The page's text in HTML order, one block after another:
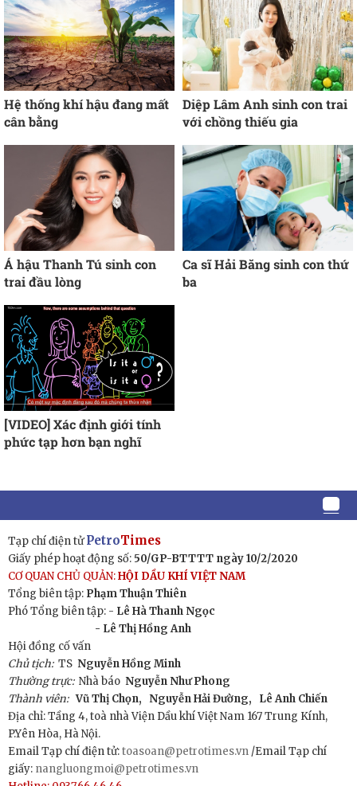
Hệ thống khí hậu đang mất
cân bằng
Diệp Lâm Anh sinh con trai
với chồng thiếu gia
Á hậu Thanh Tú sinh con
trai đầu lòng
Ca sĩ Hải Băng sinh con thứ
ba
[VIDEO] Xác định giới tính
phức tạp hơn bạn nghĩ
Tạp chí điện tửPetroTimes
Giấy phép hoạt động số: 50/GP-BTTTT ngày 10/2/2020
CƠ QUAN CHỦ QUẢN:HỘI DẦU KHÍ VIỆT NAM
Tổng biên tập: Phạm Thuận Thiên
Phó Tổng biên tập: - Lê Hà Thanh Ngọc
- Lê Thị Hồng Anh
Hội đồng cố vấn
Chủ tịch:TS Nguyễn Hồng Minh
Thường trực: Nhà báo Nguyễn Như Phong
Thành viên: Vũ Thị Chọn, Nguyễn Hải Đường,
Lê Anh Chiến
Địa chỉ: Tầng 4, toà nhà Viện Dầu khí Việt Nam 167 Trung Kính,
P.Yên Hòa, Hà Nội.
Email Tạp chí điện tử:toasoan@petrotimes.vn /Email Tạp chí
giấy: nangluongmoi@petrotimes.vn